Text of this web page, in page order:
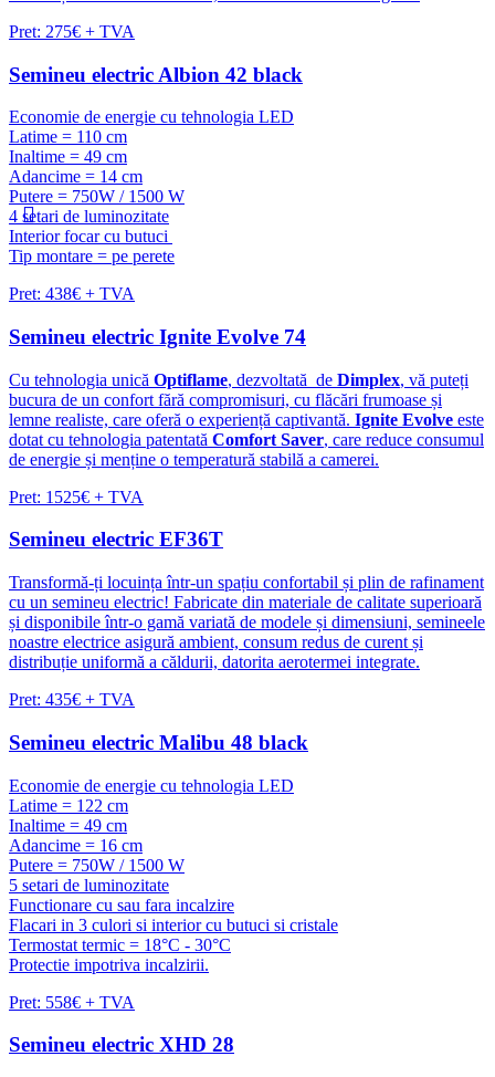
Pret: 275€ + TVA
Semineu electric Albion 42 black
Economie de energie cu tehnologia LED
Latime = 110 cm
Inaltime = 49 cm
Adancime = 14 cm
Putere = 750W / 1500 W
4 setari de luminozitate
Interior focar cu butuci
Tip montare = pe perete
Pret: 438€ + TVA
Semineu electric Ignite Evolve 74
Cu tehnologia unică Optiflame, dezvoltată de Dimplex, vă puteți
bucura de un confort fără compromisuri, cu flăcări frumoase și
lemne realiste, care oferă o experiență captivantă. Ignite Evolve este
dotat cu tehnologia patentată Comfort Saver, care reduce consumul
de energie și menține o temperatură stabilă a camerei.
Pret: 1525€ + TVA
Semineu electric EF36T
Transformă-ți locuința într-un spațiu confortabil și plin de rafinament
cu un semineu electric! Fabricate din materiale de calitate superioară
și disponibile într-o gamă variată de modele și dimensiuni, semineele
noastre electrice asigură ambient, consum redus de curent și
distribuție uniformă a căldurii, datorita aerotermei integrate.
Pret: 435€ + TVA
Semineu electric Malibu 48 black
Economie de energie cu tehnologia LED
Latime = 122 cm
Inaltime = 49 cm
Adancime = 16 cm
Putere = 750W / 1500 W
5 setari de luminozitate
Functionare cu sau fara incalzire
Flacari in 3 culori si interior cu butuci si cristale
Termostat termic = 18°C - 30°C
Protectie impotriva incalzirii.
Pret: 558€ + TVA
Semineu electric XHD 28